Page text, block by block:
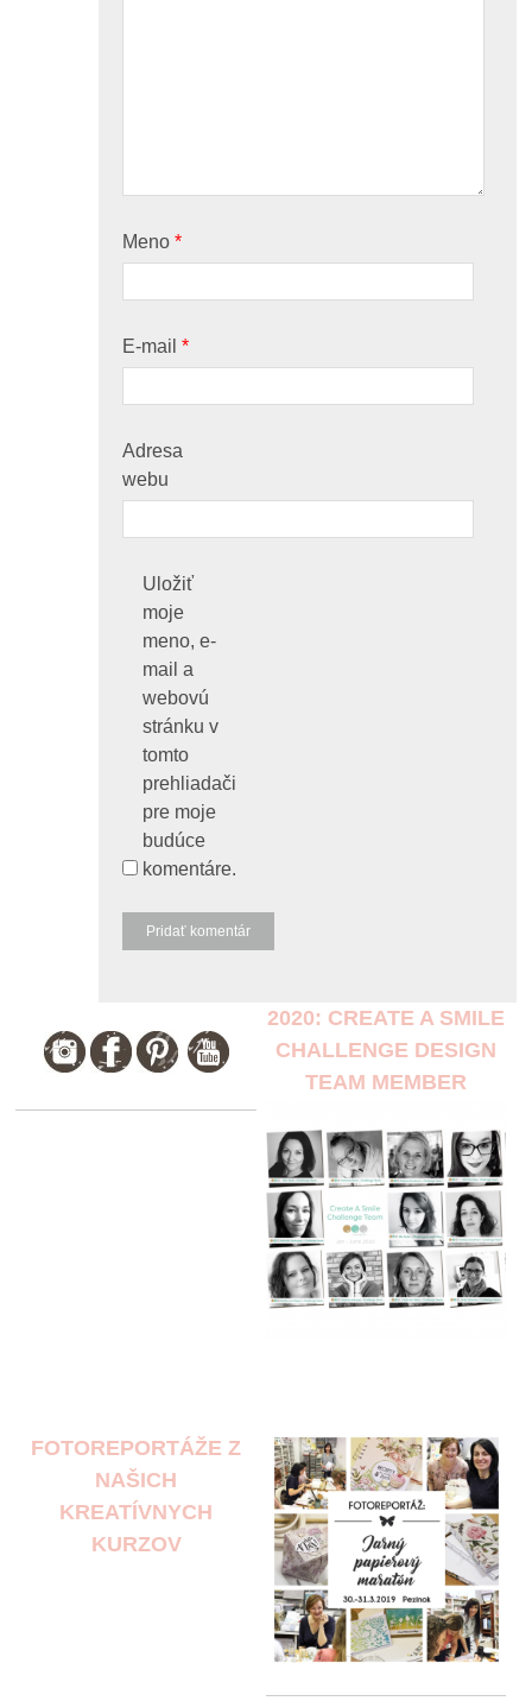
Meno*
E-mail*
Adresa
webu
Uložiť
moje
meno, e-
mail a
webovú
stránku v
tomto
prehliadači
pre moje
budúce
komentáre.
2020: CREATE A SMILE
CHALLENGE DESIGN
TEAM MEMBER
FOTOREPORTÁŽE Z
NAŠICH
KREATÍVNYCH
KURZOV